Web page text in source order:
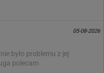
05-08-2026
było problemu z jej
polecam